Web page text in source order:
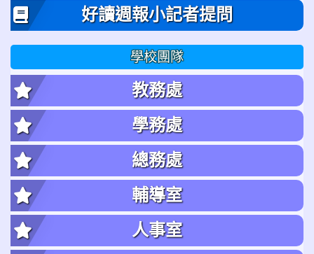
好讀週報小記者提問
學校團隊
教務處
學務處
總務處
輔導室
人事室